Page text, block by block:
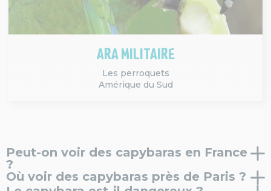
ARA MILITAIRE
Les perroquets
Amérique du Sud
Peut-on voir des capybaras en France
?
Oui, il est possible d’observer des capybaras dans
Où voir des capybaras près de Paris ?